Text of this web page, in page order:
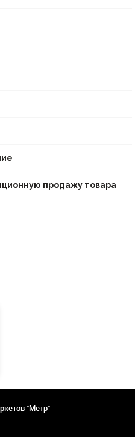
продажу товара
"Метр"